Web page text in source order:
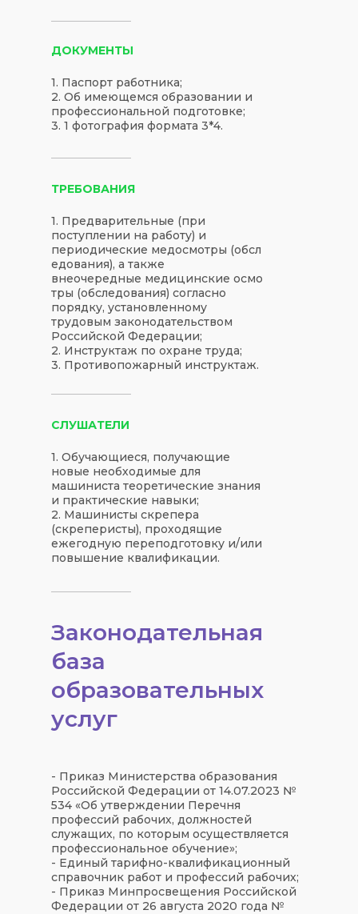
ДОКУМЕНТЫ
СЛУШАТЕЛИ
ТРЕБОВАНИЯ
1. Паспорт работника;
2. Об имеющемся образовании и
профессиональной подготовке;
3. 1 фотография формата 3*4.
1. Обучающиеся, получающие
новые необходимые для
машиниста теоретические знания
и практические навыки;
2. Машинисты скрепера
(скреперисты), проходящие
ежегодную переподготовку и/или
повышение квалификации.
1. Предварительные (при
поступлении на работу) и
периодические медосмотры (обсл
едования), а также
внеочередные медицинские осмо
тры (обследования) согласно
порядку, установленному
трудовым законодательством
Российской Федерации;
2. Инструктаж по охране труда;
3. Противопожарный инструктаж.
Законодательная
база
образовательных
услуг
- Приказ Министерства образования
Российской Федерации от 14.07.2023 №
534 «Об утверждении Перечня
профессий рабочих, должностей
служащих, по которым осуществляется
профессиональное обучение»;
- Единый тарифно-квалификационный
справочник работ и профессий рабочих;
- Приказ Минпросвещения Российской
Федерации от 26 августа 2020 года №